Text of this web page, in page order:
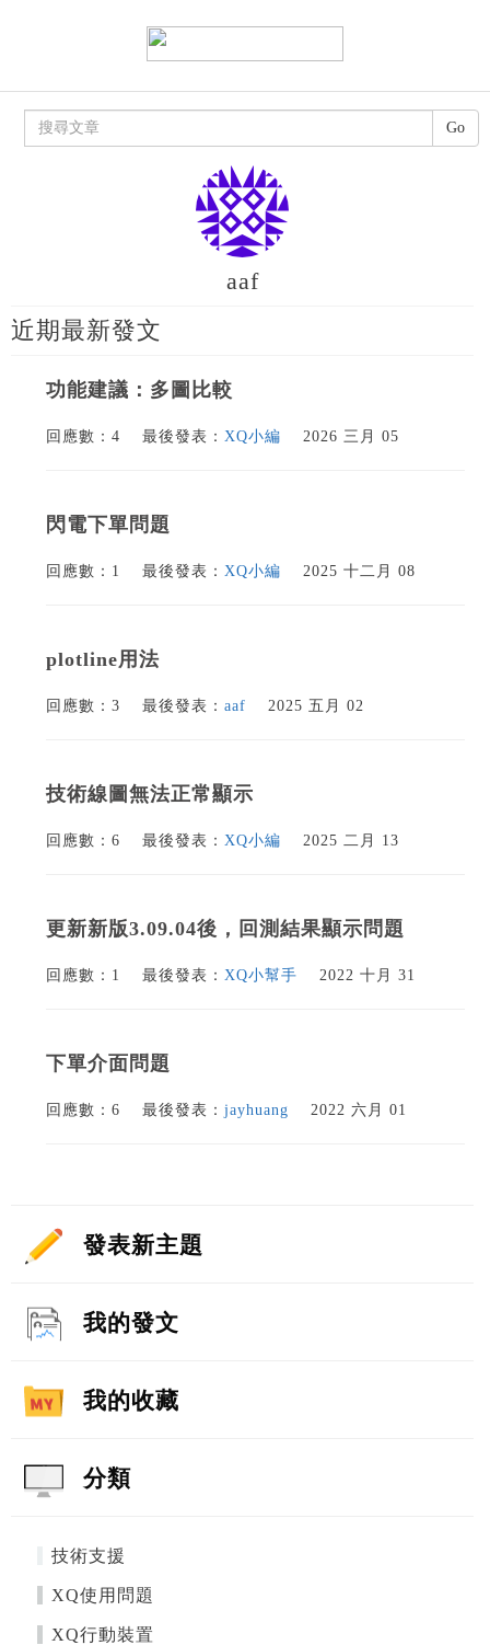
aaf
近期最新發文
功能建議：多圖比較
回應數：4 最後發表： XQ小編 2026 三月 05
閃電下單問題
回應數：1 最後發表： XQ小編 2025 十二月 08
plotline用法
回應數：3 最後發表： aaf 2025 五月 02
技術線圖無法正常顯示
回應數：6 最後發表： XQ小編 2025 二月 13
更新新版3.09.04後，回測結果顯示問題
回應數：1 最後發表： XQ小幫手 2022 十月 31
下單介面問題
回應數：6 最後發表： jayhuang 2022 六月 01
Go
發表新主題
我的發文
我的收藏
分類
技術支援
XQ使用問題
XQ行動裝置